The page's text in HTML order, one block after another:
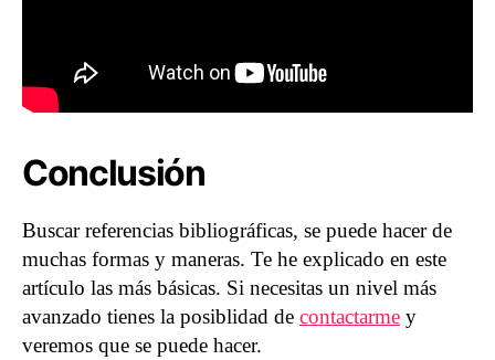
Conclusión
Buscar referencias bibliográficas, se puede hacer de
muchas formas y maneras. Te he explicado en este
artículo las más básicas. Si necesitas un nivel más
avanzado tienes la posiblidad de contactarme y
veremos que se puede hacer.